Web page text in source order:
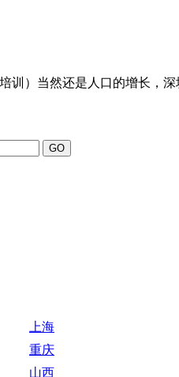
训）当然还是人口的增长，
上海
重庆
山西